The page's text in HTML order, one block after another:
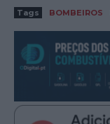
Tags BOMBEIROS